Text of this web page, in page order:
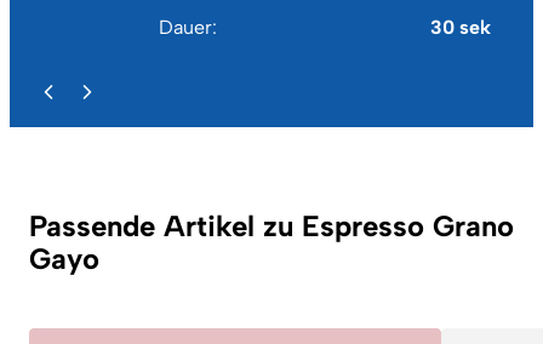
Dauer
30 sek
Passende Artikel zu Espresso Grano
Gayo